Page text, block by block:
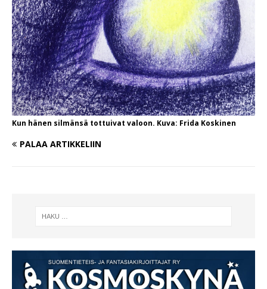
Kun hänen silmänsä tottuivat valoon. Kuva: Frida Koskinen
PALAA ARTIKKELIIN